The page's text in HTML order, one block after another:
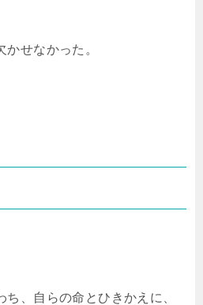
せなかった。
、自らの命とひきかえに、